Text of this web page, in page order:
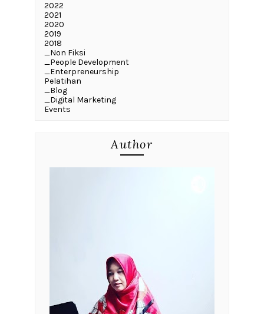
2022
2021
2020
2019
2018
_Non Fiksi
_People Development
_Enterpreneurship
Pelatihan
_Blog
_Digital Marketing
Events
Author